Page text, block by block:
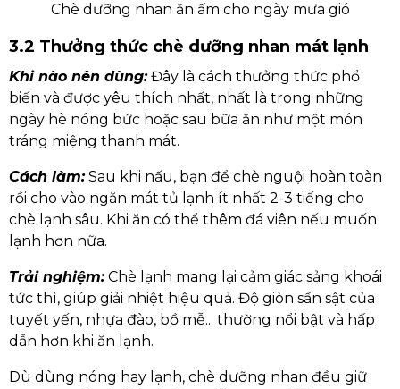
Chè dưỡng nhan ăn ấm cho ngày mưa gió
3.2 Thưởng thức chè dưỡng nhan mát lạnh
Khi nào nên dùng:Đây là cách thưởng thức phổ
biến và được yêu thích nhất, nhất là trong những
ngày hè nóng bức hoặc sau bữa ăn như một món
tráng miệng thanh mát.
Cách làm:Sau khi nấu, bạn để chè nguội hoàn toàn
rồi cho vào ngăn mát tủ lạnh ít nhất 2-3 tiếng cho
chè lạnh sâu. Khi ăn có thể thêm đá viên nếu muốn
lạnh hơn nữa.
Trải nghiệm:Chè lạnh mang lại cảm giác sảng khoái
tức thì, giúp giải nhiệt hiệu quả. Độ giòn sần sật của
tuyết yến, nhựa đào, bồ mễ... thường nổi bật và hấp
dẫn hơn khi ăn lạnh.
Dù dùng nóng hay lạnh, chè dưỡng nhan đều giữ